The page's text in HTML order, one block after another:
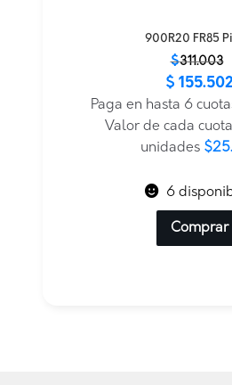
900R20 FR85
$311.003
original
actual
$ 155.502
Paga en hasta 6
Valor de cada
unidades
6
Comprar